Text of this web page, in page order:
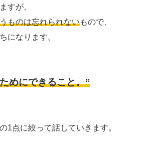
すが、
ものは忘れられないもので、
になります。
めにできること。”
1点に絞って話していきます。